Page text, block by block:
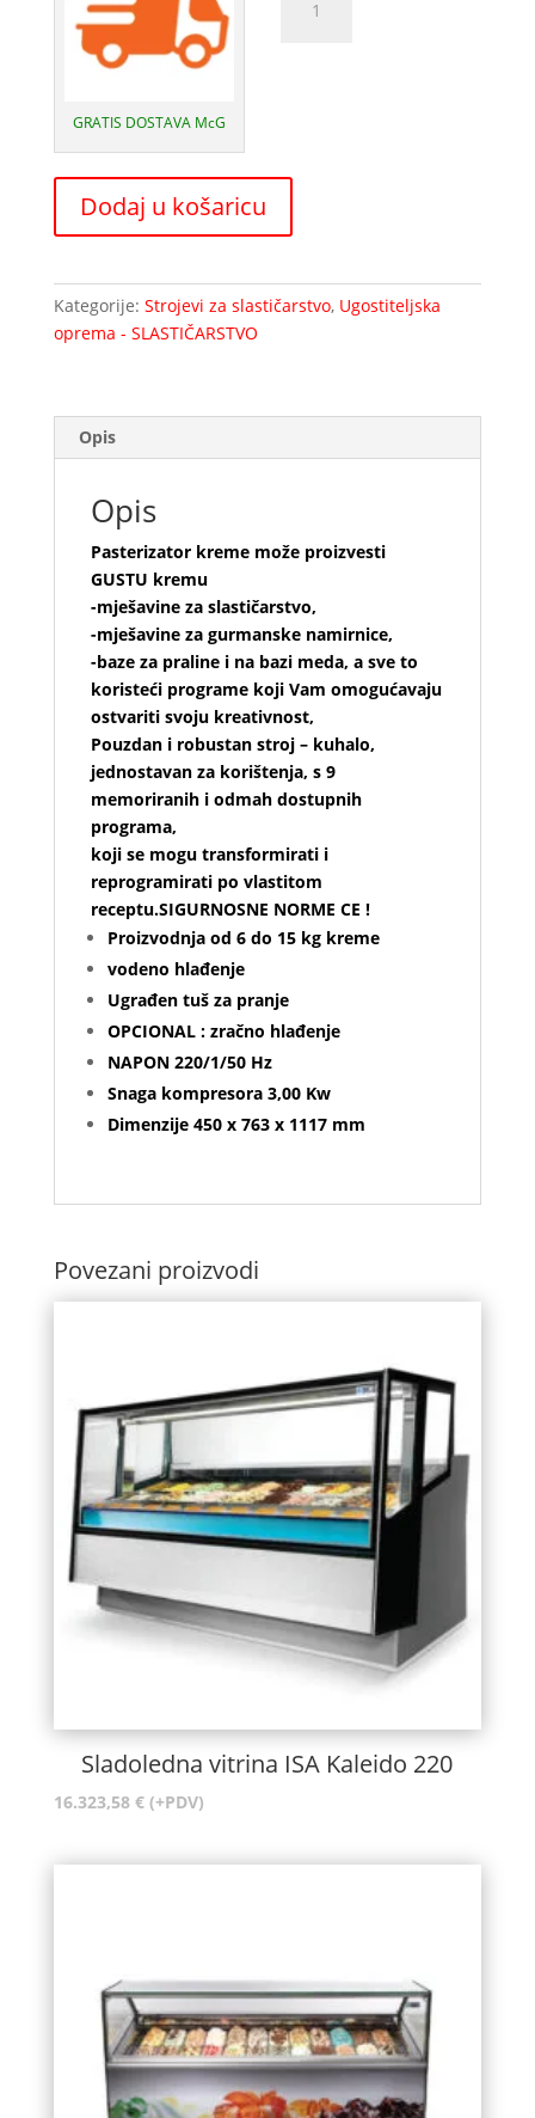
GRATIS DOSTAVA McG
slastičarske
količina
Dodaj u košaricu
Kategorije: Strojevi za slastičarstvo, Ugostiteljska
oprema - SLASTIČARSTVO
Opis
Opis
Pasterizator kreme može proizvesti
GUSTU kremu
-mješavine za slastičarstvo,
-mješavine za gurmanske namirnice,
-baze za praline i na bazi meda, a sve to
koristeći programe koji Vam omogućavaju
ostvariti svoju kreativnost,
Pouzdan i robustan stroj – kuhalo,
jednostavan za korištenja, s 9
memoriranih i odmah dostupnih
programa,
koji se mogu transformirati i
reprogramirati po vlastitom
receptu.SIGURNOSNE NORME CE !
Proizvodnja od 6 do 15 kg kreme
vodeno hlađenje
Ugrađen tuš za pranje
OPCIONAL : zračno hlađenje
NAPON 220/1/50 Hz
Snaga kompresora 3,00 Kw
Dimenzije 450 x 763 x 1117 mm
Povezani proizvodi
Sladoledna vitrina ISA Kaleido 220
16.323,58 € (+PDV)